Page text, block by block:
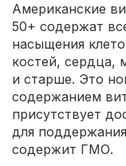
Американские
50+ содержат
насыщения
костей, сердца,
и старше. Это
содержанием
присутствует
для
содержит ГМО.